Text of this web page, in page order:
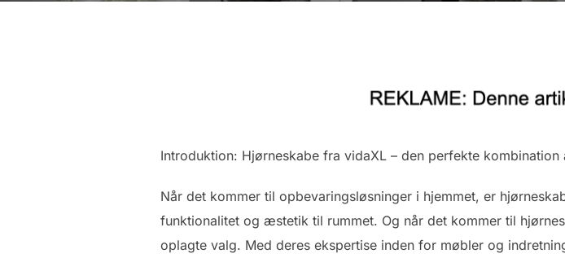
Introduktion: Hjørneskabe fra vidaXL – den perfekte
Når det kommer til opbevaringsløsninger i hjemmet, er
funktionalitet og æstetik til rummet. Og når det kommer til
oplagte valg. Med deres ekspertise inden for møbler og